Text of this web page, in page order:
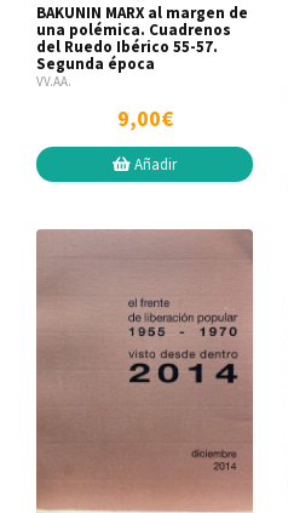
BAKUNIN MARX al margen de
una polémica. Cuadrenos
del Ruedo Ibérico 55-57.
Segunda época
VV.AA.
9,00€
Añadir